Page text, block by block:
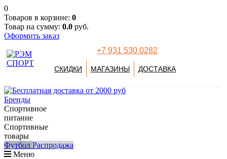
0
Товаров в корзине: 0
Товар на сумму: 0.0 руб.
Оформить заказ
+7 931 530 0282
СКИДКИ МАГАЗИНЫ ДОСТАВКА
Бренды
Спортивное
питание
Спортивные
товары
Футбол Распродажа
Меню